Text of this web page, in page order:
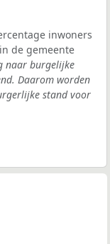
inwoners
de gemeente
naar burgelijke
Daarom worden
stand voor